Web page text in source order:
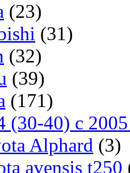
(23)
(31)
(32)
(39)
(171)
(30-40) c
Alphard (3)
avensis t250